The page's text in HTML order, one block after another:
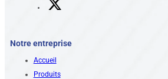
Notre entreprise
Accueil
Produits